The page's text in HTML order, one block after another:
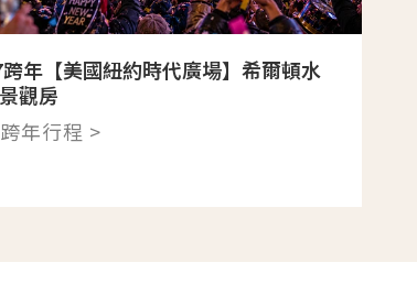
年【美國紐約時代廣場】希爾頓水
觀房
年行程 >